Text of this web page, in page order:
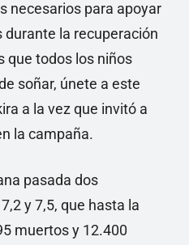
necesarios para apoyar
durante la recuperación
que todos los niños
soñar, únete a este
a la vez que invitó a
la campaña.
pasada dos
y 7,5, que hasta la
muertos y 12.400